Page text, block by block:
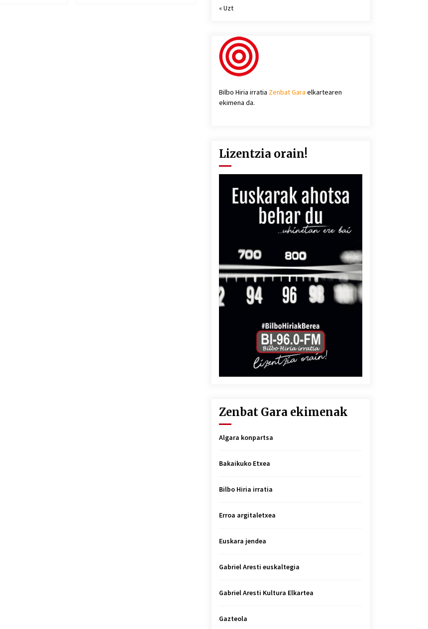
« Uzt
Bilbo Hiria irratia Zenbat Gara elkartearen
ekimena da.
Lizentzia orain!
Zenbat Gara ekimenak
Algara konpartsa
Bakaikuko Etxea
Bilbo Hiria irratia
Erroa argitaletxea
Euskara jendea
Gabriel Aresti euskaltegia
Gabriel Aresti Kultura Elkartea
Gazteola